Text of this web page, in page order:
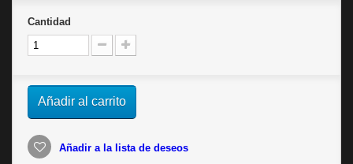
Cantidad
Añadir al carrito
Añadir a la lista de deseos